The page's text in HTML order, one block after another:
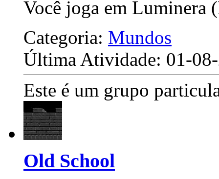
Você joga em Luminera
Categoria: Mundos
Última Atividade: 01-
Este é um grupo
Old School